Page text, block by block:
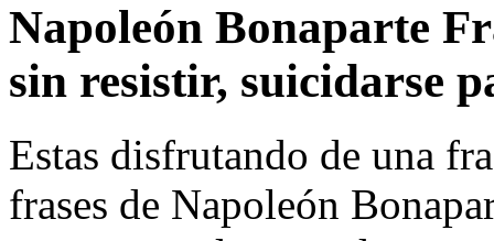
Napoleón Bonaparte
sin resistir, suicidarse
Estas disfrutando de una
frases de Napoleón